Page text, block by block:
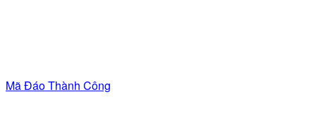
Mã Đáo Thành Công